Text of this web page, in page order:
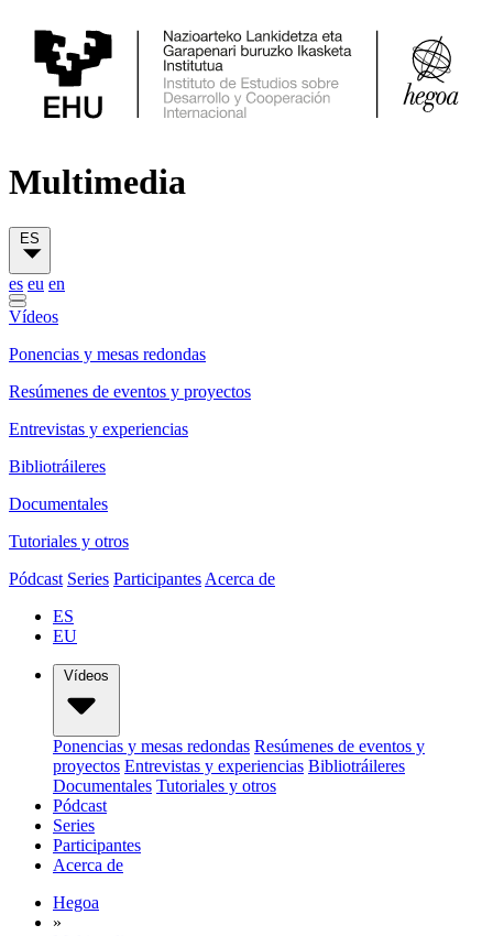
Multimedia
ES
es eu en
Vídeos
Ponencias y mesas redondas
Resúmenes de eventos y proyectos
Entrevistas y experiencias
Bibliotráileres
Documentales
Tutoriales y otros
Pódcast Series Participantes Acerca de
ES
EU
Vídeos
Ponencias y mesas redondas Resúmenes de eventos y
proyectos Entrevistas y experiencias Bibliotráileres
Documentales Tutoriales y otros
Pódcast
Series
Participantes
Acerca de
Hegoa
»